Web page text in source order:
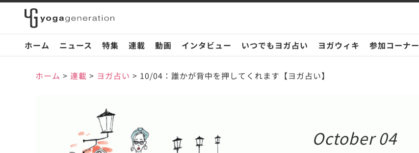
ホーム
ニュース 特集 連載 動画 インタビュー いつでもヨガ占い ヨガウィキ 参加コーナー
ホーム > 連載 > ヨガ占い > 10/04：誰かが背中を押してくれます【ヨガ占い】
October 04